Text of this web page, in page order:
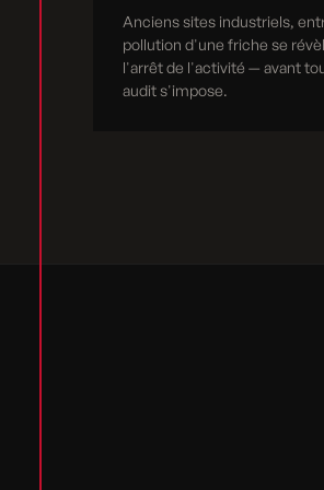
Anciens sites industriels,
pollution d'une friche se
l'arrêt de l'activité — avant
audit s'impose.